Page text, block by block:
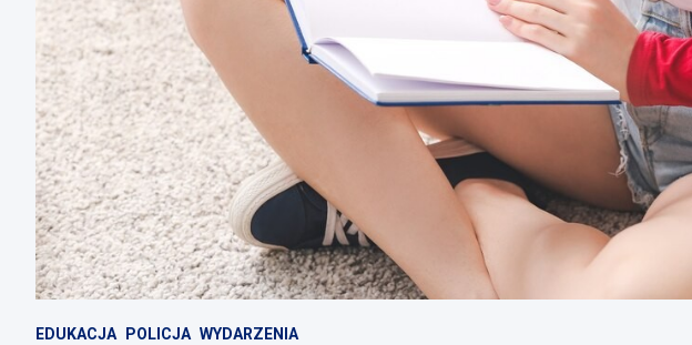
EDUKACJA POLICJA WYDARZENIA